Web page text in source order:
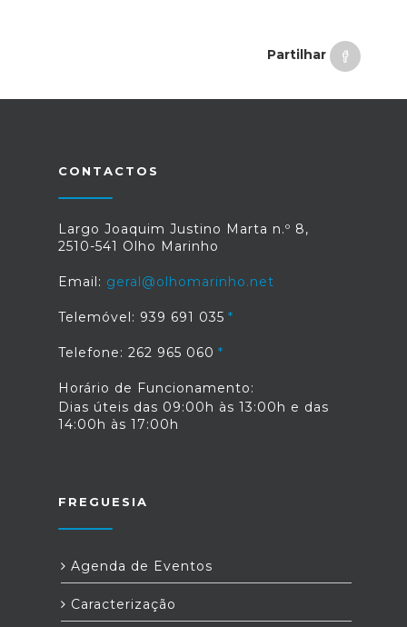
Partilhar
CONTACTOS
Largo Joaquim Justino Marta n.º 8,
2510-541 Olho Marinho
Email: geral@olhomarinho.net
Telemóvel: 939 691 035
Telefone: 262 965 060
Horário de Funcionamento:
Dias úteis das 09:00h às 13:00h e das
14:00h às 17:00h
FREGUESIA
Agenda de Eventos
Caracterização